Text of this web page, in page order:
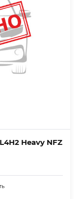
Heavy NFZ